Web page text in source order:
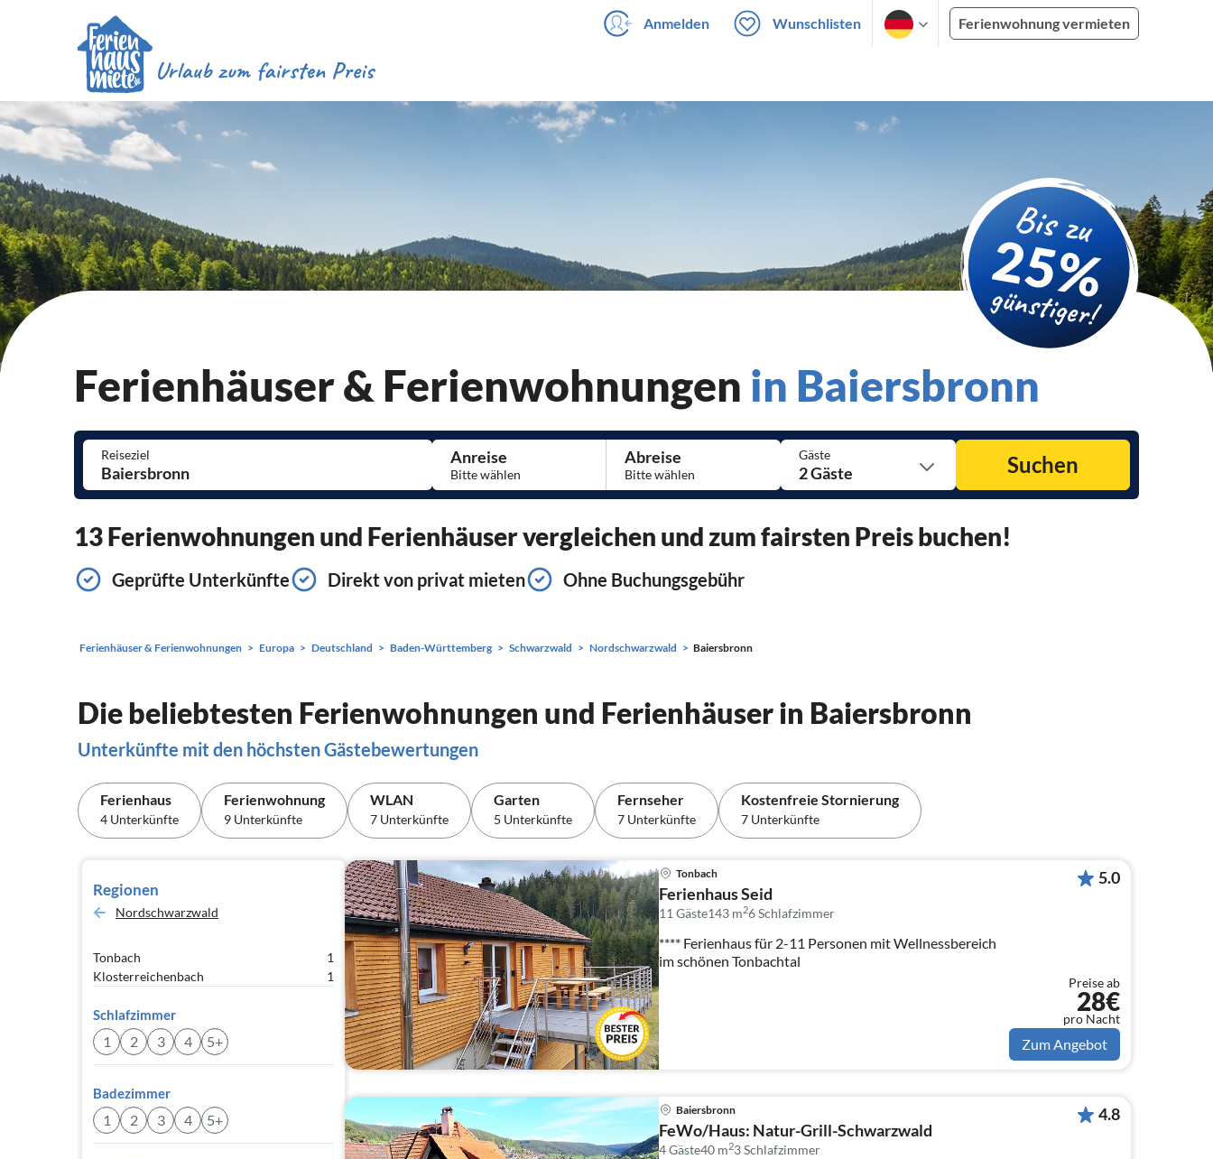
Anmelden Wunschlisten Ferienwohnung vermieten
Ferienhäuser & Ferienwohnungen in Baiersbronn
Reiseziel Anreise Abreise Gäste
2 Gäste Suchen
13 Ferienwohnungen und Ferienhäuser vergleichen und zum fairsten Preis buchen!
Geprüfte Unterkünfte Direkt von privat mieten Ohne Buchungsgebühr
Ferienhäuser & Ferienwohnungen Europa Deutschland Baden-Württemberg Schwarzwald Nordschwarzwald Baiersbronn
Die beliebtesten Ferienwohnungen und Ferienhäuser in Baiersbronn
Unterkünfte mit den höchsten Gästebewertungen
Ferienhaus
4 Unterkünfte
Ferienwohnung
9 Unterkünfte
WLAN
7 Unterkünfte
Garten
5 Unterkünfte
Fernseher
7 Unterkünfte
Kostenfreie Stornierung
7 Unterkünfte
Regionen
Nordschwarzwald
Tonbach
1
Klosterreichenbach
1
Schlafzimmer
1 2 3 4 5+
Badezimmer
1 2 3 4 5+
Tonbach
Ferienhaus Seid
11 Gäste143 m26Schlafzimmer
**** Ferienhaus für 2-11 Personen mit Wellnessbereich
im schönen Tonbachtal
5.0
Preise ab
28€
pro Nacht
Zum Angebot
Baiersbronn
FeWo/Haus: Natur-Grill-Schwarzwald
4 Gäste40 m23Schlafzimmer
4.8